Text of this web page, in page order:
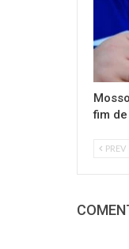
fim
PREV